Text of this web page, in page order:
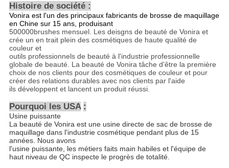
Histoire de société :
Vonira est l'un des principaux fabricants de brosse de maquillage
en Chine sur 15 ans, produisant
500000brushes mensuel. Les deisgns de beauté de Vonira et
crée un en trait plein des cosmétiques de haute qualité de
couleur et
outils professionnels de beauté à l'industrie professionnelle
globale de beauté. La beauté de Vonira tâche d'être la première
choix de nos clients pour des cosmétiques de couleur et pour
créer des relations durables avec nos clients par l'aide
ils développent et lancent un produit réussi.
Pourquoi les USA :
Usine puissante
La beauté de Vonira est une usine directe de sac de brosse de
maquillage dans l'industrie cosmétique pendant plus de 15
années. Nous avons
l'usine puissante, les métiers faits main habiles et l'équipe de
haut niveau de QC inspecte le progrès de totalité.